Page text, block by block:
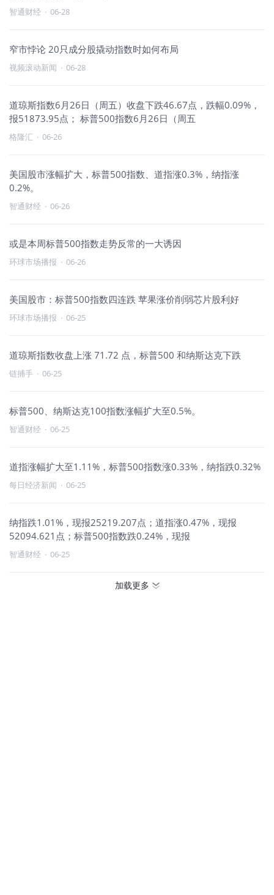
智通财经 · 06-28
窄市悖论 20只成分股撬动指数时如何布局
视频滚动新闻 · 06-28
道琼斯指数6月26日（周五）收盘下跌46.67点，跌幅0.09%，
报51873.95点； 标普500指数6月26日（周五
格隆汇 · 06-26
美国股市涨幅扩大，标普500指数、道指涨0.3%，纳指涨
0.2%。
智通财经 · 06-26
或是本周标普500指数走势反常的一大诱因
环球市场播报 · 06-26
美国股市：标普500指数四连跌 苹果涨价削弱芯片股利好
环球市场播报 · 06-25
道琼斯指数收盘上涨 71.72 点，标普500 和纳斯达克下跌
链捕手 · 06-25
标普500、纳斯达克100指数涨幅扩大至0.5%。
智通财经 · 06-25
道指涨幅扩大至1.11%，标普500指数涨0.33%，纳指跌0.32%
每日经济新闻 · 06-25
纳指跌1.01%，现报25219.207点；道指涨0.47%，现报
52094.621点；标普500指数跌0.24%，现报
智通财经 · 06-25
加载更多